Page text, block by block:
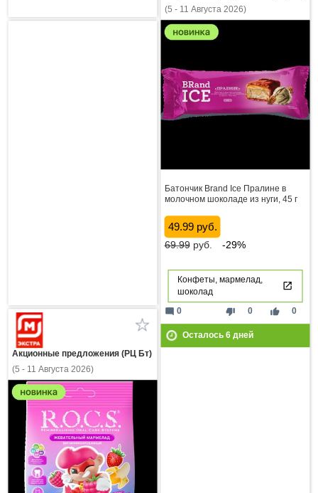
(5 - 11 Августа 2026)
Батончик Brand Ice Пралине в
молочном шоколаде из нуги, 45 г
49.99 руб.
69.99руб. -29%
Конфеты, мармелад,
шоколад
thumb_down 0 thumb_up 0
mode_comment 0
Осталось 6дней
Акционные предложения (РЦ Бт)
(5 - 11 Августа 2026)